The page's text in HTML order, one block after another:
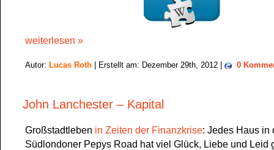
weiterlesen »
Autor: Lucas Roth | Erstellt am: Dezember 29th, 2012 | 0
John Lanchester – Kapital
Großstadtleben in Zeiten der Finanzkrise: Jedes Haus in
Südlondoner Pepys Road hat viel Glück, Liebe und Leid